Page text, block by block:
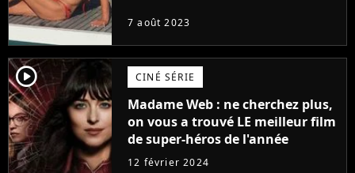
7 août 2023
player2 CINÉ SÉRIE
Madame Web : ne cherchez plus,
on vous a trouvé LE meilleur film
de super-héros de l'année
12 février 2024